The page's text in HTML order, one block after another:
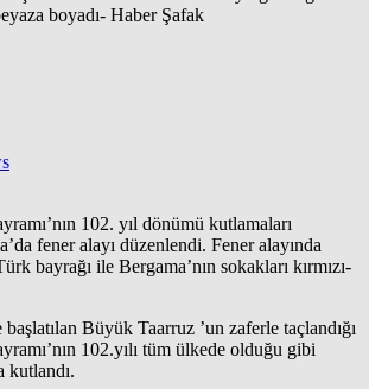
102. yıl dönümü kutlamaları
fener alayı düzenlendi. Fener alayında
bayrağı ile Bergama’nın sokakları kırmızı-
Büyük Taarruz ’un zaferle taçlandığı
102.yılı tüm ülkede olduğu gibi
kutlandı.